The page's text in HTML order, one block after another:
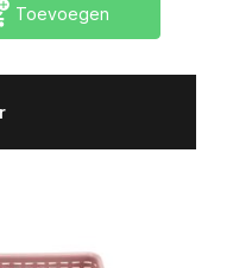
Toevoegen
in Nederland & België